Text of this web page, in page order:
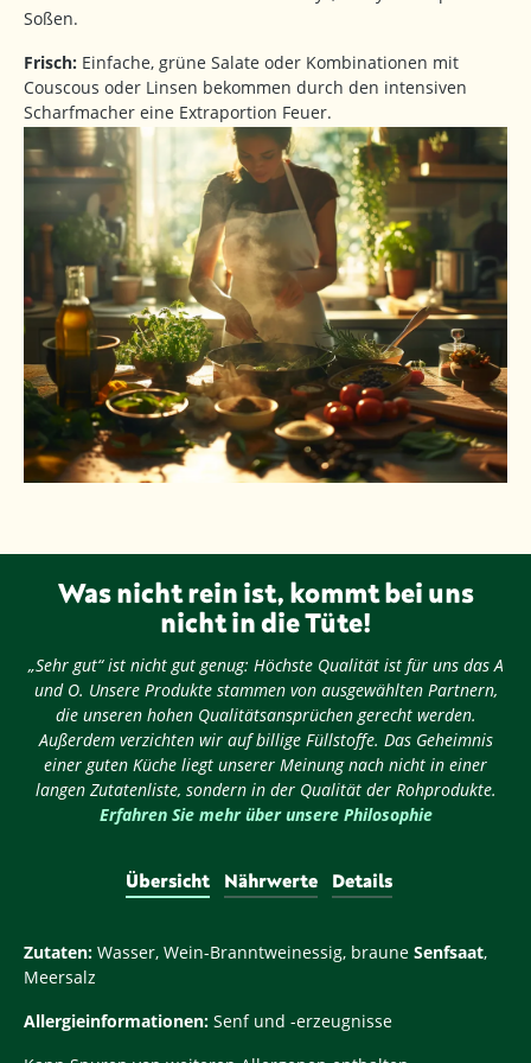
Soßen.
Frisch: Einfache, grüne Salate oder Kombinationen mit
Couscous oder Linsen bekommen durch den intensiven
Scharfmacher eine Extraportion Feuer.
Was nicht rein ist, kommt bei uns
nicht in die Tüte!
„Sehr gut“ ist nicht gut genug: Höchste Qualität ist für uns das A
und O. Unsere Produkte stammen von ausgewählten Partnern,
die unseren hohen Qualitätsansprüchen gerecht werden.
Außerdem verzichten wir auf billige Füllstoffe. Das Geheimnis
einer guten Küche liegt unserer Meinung nach nicht in einer
langen Zutatenliste, sondern in der Qualität der Rohprodukte.
Erfahren Sie mehr über unsere Philosophie
Übersicht Nährwerte Details
Zutaten: Wasser, Wein-Branntweinessig, braune Senfsaat,
Meersalz
Allergieinformationen: Senf und -erzeugnisse